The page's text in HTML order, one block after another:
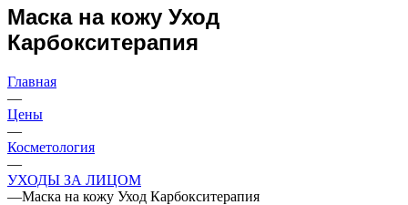
Маска на кожу Уход
Карбокситерапия
Главная
—
Цены
—
Косметология
—
УХОДЫ ЗА ЛИЦОМ
—Маска на кожу Уход Карбокситерапия